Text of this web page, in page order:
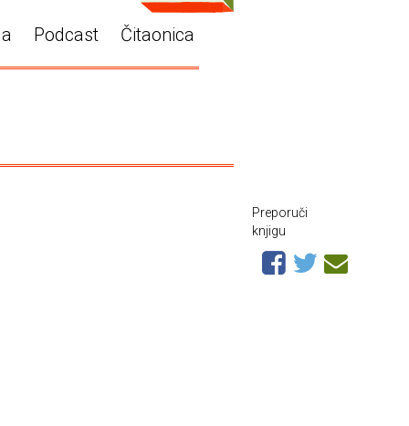
Podcast Čitaonica
Preporuči
knjigu